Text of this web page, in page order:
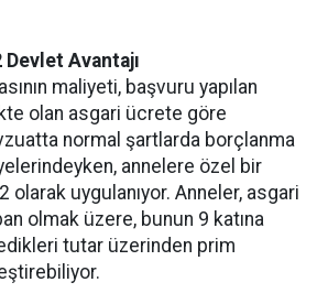
Avantajı
maliyeti, başvuru yapılan
olan asgari ücrete göre
normal şartlarda borçlanma
annelere özel bir
olarak uygulanıyor. Anneler, asgari
olmak üzere, bunun 9 katına
tutar üzerinden prim